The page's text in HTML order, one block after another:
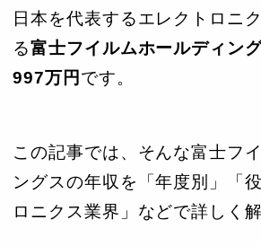
日本を代表するエレクトロニ
る富士フイルムホールディン
997万円 です。
この記事では、そんな富士フ
ングスの年収を「年度別」「
ロニクス業界」などで詳しく